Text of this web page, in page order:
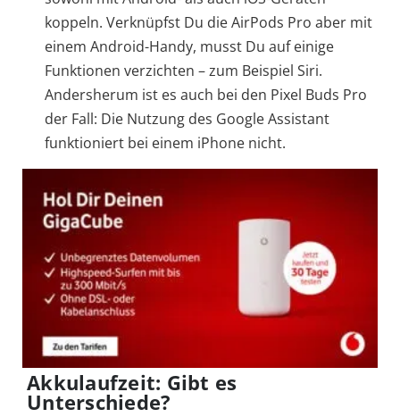
koppeln. Verknüpfst Du die AirPods Pro aber mit
einem Android-Handy, musst Du auf einige
Funktionen verzichten – zum Beispiel Siri.
Andersherum ist es auch bei den Pixel Buds Pro
der Fall: Die Nutzung des Google Assistant
funktioniert bei einem iPhone nicht.
Akkulaufzeit: Gibt es
Unterschiede?